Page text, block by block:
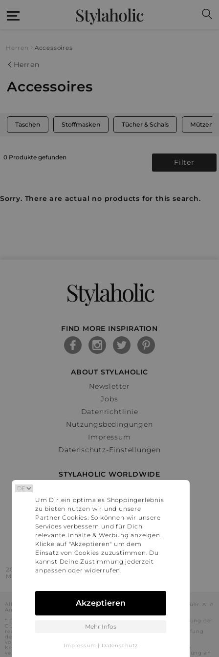
Stylaholic
Herren Accessoires
Herren
Accessoires
Taschen Stoffmasken Tücher & Schals Mützen,
0 Produkte gefunden
Filter
Sorry. There are actual no products for this search.
Stylaholic
FIND MORE INSPIRATION
ABOUT STYLAHOLIC
Newsletter
Jobs
Datenrichtlinie
Nutzungsbedingungen
Impressum
Datenschutz-Einstellungen
STYLAHOLIC WORLDWIDE
Österreich
Schweiz
France
United States
2016 - 2026 © Stylaholic.
Made for you with love in munich.
Alle Preise inkl. der jeweils geltenden gesetzlichen Mehrwertsteuer. Alle
Angaben ohne Gewähr.
* Die angezeigten Preise beinhalten Rabatte, die durch die Nutzung der
Gutschein-Codes auf den Seiten unserer Partner voraussichtlich
realisiert werden können. Stylaholic führt keine vollständige Prüfung
der Gutschein-Codes durch und es kann daher in Einzelfällen
vorkommen, dass die Gutscheine abweichend von unserem
Kenntnisstand bei dem jeweiligen Shop nicht oder nur teilweise
verwendet werden können. Darüber hinaus kann deren Verwendung an
Um Dir ein optimales Shoppingerlebnis
zu bieten nutzen wir und unsere
Partner Cookies. So können wir unsere
Services verbessern und für Dich
relevante Inhalte & Werbung anzeigen.
Klicke auf "Akzeptieren" um dem
Einsatz von Cookies zuzustimmen. Du
kannst Deine Zustimmung jederzeit
anpassen oder widerrufen.
Akzeptieren
Mehr Infos
Impressum | Datenschutz